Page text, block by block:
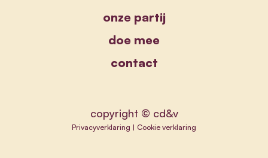
onze partij
doe mee
contact
copyright © cd&v
Privacyverklaring | Cookie verklaring